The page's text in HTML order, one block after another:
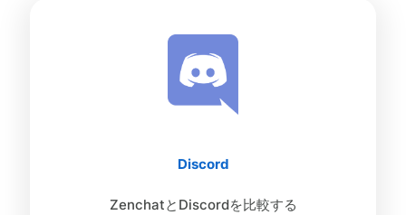
Discord
ZenchatとDiscordを比較する